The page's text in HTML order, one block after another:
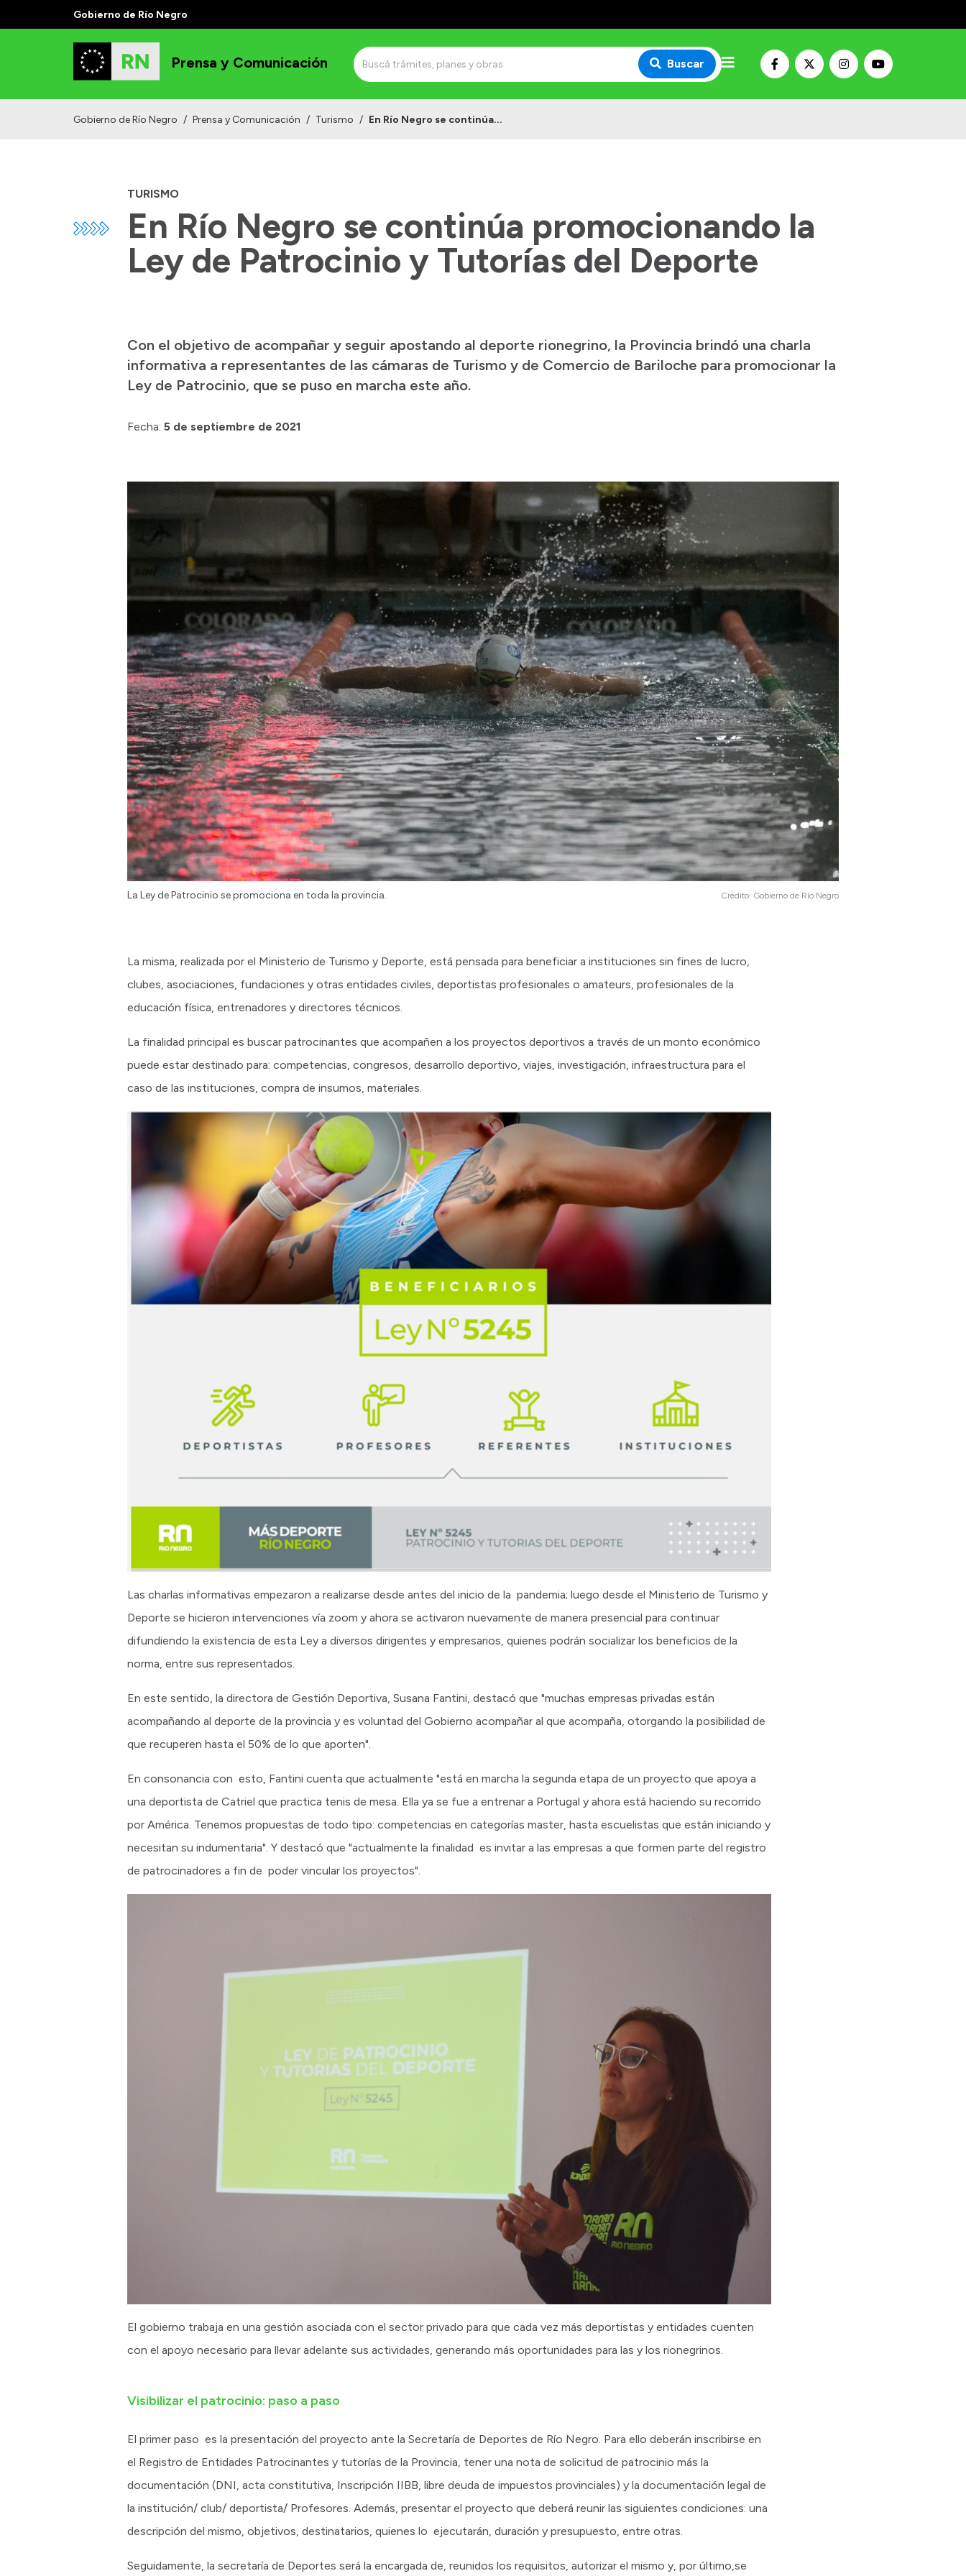
Gobierno de Río Negro
Prensa y Comunicación Buscar
Gobierno de Río Negro / Prensa y Comunicación / Turismo / En Río Negro se continúa...
TURISMO
En Río Negro se continúa promocionando la
Ley de Patrocinio y Tutorías del Deporte
Con el objetivo de acompañar y seguir apostando al deporte rionegrino, la Provincia brindó una charla
informativa a representantes de las cámaras de Turismo y de Comercio de Bariloche para promocionar la
Ley de Patrocinio, que se puso en marcha este año.
Fecha: 5 de septiembre de 2021
La Ley de Patrocinio se promociona en toda la provincia. Crédito: Gobierno de Río Negro
La misma, realizada por el Ministerio de Turismo y Deporte, está pensada para beneficiar a instituciones sin fines de lucro,
clubes, asociaciones, fundaciones y otras entidades civiles, deportistas profesionales o amateurs, profesionales de la
educación física, entrenadores y directores técnicos.
La finalidad principal es buscar patrocinantes que acompañen a los proyectos deportivos a través de un monto económico
puede estar destinado para: competencias, congresos, desarrollo deportivo, viajes, investigación, infraestructura para el
caso de las instituciones, compra de insumos, materiales.
Las charlas informativas empezaron a realizarse desde antes del inicio de la pandemia; luego desde el Ministerio de Turismo y
Deporte se hicieron intervenciones vía zoom y ahora se activaron nuevamente de manera presencial para continuar
difundiendo la existencia de esta Ley a diversos dirigentes y empresarios, quienes podrán socializar los beneficios de la
norma, entre sus representados.
En este sentido, la directora de Gestión Deportiva, Susana Fantini, destacó que "muchas empresas privadas están
acompañando al deporte de la provincia y es voluntad del Gobierno acompañar al que acompaña, otorgando la posibilidad de
que recuperen hasta el 50% de lo que aporten".
En consonancia con esto, Fantini cuenta que actualmente "está en marcha la segunda etapa de un proyecto que apoya a
una deportista de Catriel que practica tenis de mesa. Ella ya se fue a entrenar a Portugal y ahora está haciendo su recorrido
por América. Tenemos propuestas de todo tipo: competencias en categorías master, hasta escuelistas que están iniciando y
necesitan su indumentaria". Y destacó que "actualmente la finalidad es invitar a las empresas a que formen parte del registro
de patrocinadores a fin de poder vincular los proyectos".
El gobierno trabaja en una gestión asociada con el sector privado para que cada vez más deportistas y entidades cuenten
con el apoyo necesario para llevar adelante sus actividades, generando más oportunidades para las y los rionegrinos.
Visibilizar el patrocinio: paso a paso
El primer paso es la presentación del proyecto ante la Secretaría de Deportes de Río Negro. Para ello deberán inscribirse en
el Registro de Entidades Patrocinantes y tutorías de la Provincia, tener una nota de solicitud de patrocinio más la
documentación (DNI, acta constitutiva, Inscripción IIBB, libre deuda de impuestos provinciales) y la documentación legal de
la institución/ club/ deportista/ Profesores. Además, presentar el proyecto que deberá reunir las siguientes condiciones: una
descripción del mismo, objetivos, destinatarios, quienes lo ejecutarán, duración y presupuesto, entre otras.
Seguidamente, la secretaría de Deportes será la encargada de, reunidos los requisitos, autorizar el mismo y, por último,se